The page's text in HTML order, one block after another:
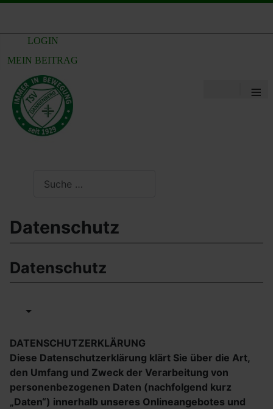
LOGIN
MEIN BEITRAG
≡
Datenschutz
Datenschutz
DATENSCHUTZERKLÄRUNG
Diese Datenschutzerklärung klärt Sie über die Art,
den Umfang und Zweck der Verarbeitung von
personenbezogenen Daten (nachfolgend kurz
„Daten“) innerhalb unseres Onlineangebotes und